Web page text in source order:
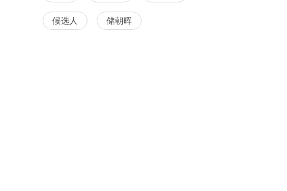
候选人 储朝晖